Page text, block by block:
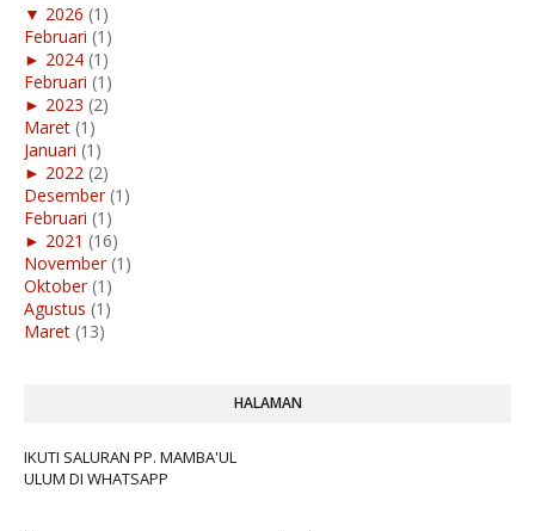
▼ 2026 (1)
Februari (1)
► 2024 (1)
Februari (1)
► 2023 (2)
Maret (1)
Januari (1)
► 2022 (2)
Desember (1)
Februari (1)
► 2021 (16)
November (1)
Oktober (1)
Agustus (1)
Maret (13)
HALAMAN
IKUTI SALURAN PP. MAMBA'UL
ULUM DI WHATSAPP